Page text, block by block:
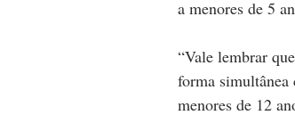
a menores de 5
“Vale lembrar
forma simultânea
menores de 12